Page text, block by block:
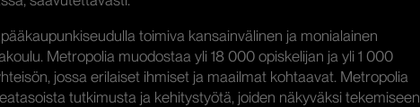
toimiva kansainvälinen ja monialainen
Metropolia muodostaa yli 18 000 opiskelijan ja yli 1 000
jossa erilaiset ihmiset ja maailmat kohtaavat. Metropolia
tutkimusta ja kehitystyötä, joiden näkyväksi tekemiseen